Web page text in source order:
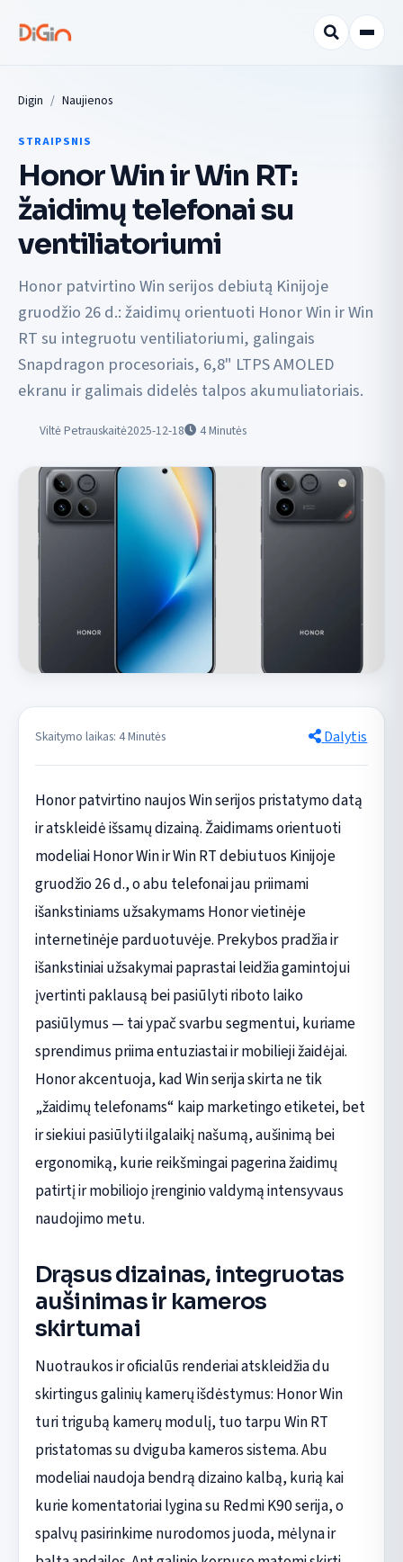
Digin Naujienos
STRAIPSNIS
Honor Win ir Win RT:
žaidimų telefonai su
ventiliatoriumi
Honor patvirtino Win serijos debiutą Kinijoje
gruodžio 26 d.: žaidimų orientuoti Honor Win ir Win
RT su integruotu ventiliatoriumi, galingais
Snapdragon procesoriais, 6,8" LTPS AMOLED
ekranu ir galimais didelės talpos akumuliatoriais.
Viltė Petrauskaitė2025-12-18 4Minutės
Skaitymo laikas: 4 Minutės Dalytis
Honor patvirtino naujos Win serijos pristatymo datą
ir atskleidė išsamų dizainą. Žaidimams orientuoti
modeliai Honor Win ir Win RT debiutuos Kinijoje
gruodžio 26 d., o abu telefonai jau priimami
išankstiniams užsakymams Honor vietinėje
internetinėje parduotuvėje. Prekybos pradžia ir
išankstiniai užsakymai paprastai leidžia gamintojui
įvertinti paklausą bei pasiūlyti riboto laiko
pasiūlymus — tai ypač svarbu segmentui, kuriame
sprendimus priima entuziastai ir mobilieji žaidėjai.
Honor akcentuoja, kad Win serija skirta ne tik
„žaidimų telefonams“ kaip marketingo etiketei, bet
ir siekiui pasiūlyti ilgalaikį našumą, aušinimą bei
ergonomiką, kurie reikšmingai pagerina žaidimų
patirtį ir mobiliojo įrenginio valdymą intensyvaus
naudojimo metu.
Drąsus dizainas, integruotas
aušinimas ir kameros
skirtumai
Nuotraukos ir oficialūs renderiai atskleidžia du
skirtingus galinių kamerų išdėstymus: Honor Win
turi trigubą kamerų modulį, tuo tarpu Win RT
pristatomas su dviguba kameros sistema. Abu
modeliai naudoja bendrą dizaino kalbą, kurią kai
kurie komentatoriai lygina su Redmi K90 serija, o
spalvų pasirinkime nurodomos juoda, mėlyna ir